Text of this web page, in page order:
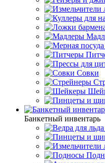
Совки
Банкетный инвентарь